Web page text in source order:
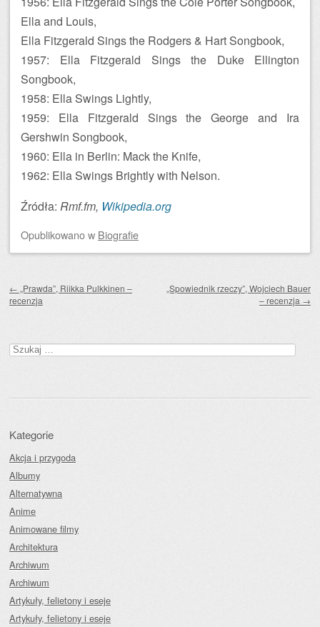
Ella and Louis,
Ella Fitzgerald Sings the Rodgers & Hart Songbook,
1957: Ella Fitzgerald Sings the Duke Ellington
Songbook,
1958: Ella Swings Lightly,
1959: Ella Fitzgerald Sings the George and Ira
Gershwin Songbook,
1960: Ella in Berlin: Mack the Knife,
1962: Ella Swings Brightly with Nelson.
Źródła: Rmf.fm, Wikipedia.org
Opublikowanow Biografie
← „Prawda”, Riikka Pulkkinen –
recenzja
„Spowiednik rzeczy”, Wojciech Bauer
– recenzja →
Szukaj:
Kategorie
Akcja i przygoda
Albumy
Alternatywna
Anime
Animowane filmy
Architektura
Archiwum
Archiwum
Artykuły, felietony i eseje
Artykuły, felietony i eseje